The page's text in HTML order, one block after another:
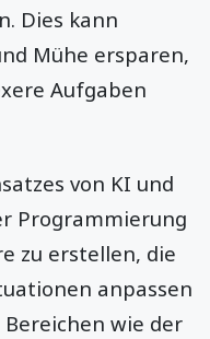
Dies kann
Mühe ersparen,
Aufgaben
von KI und
Programmierung
zu erstellen, die
anpassen
wie der